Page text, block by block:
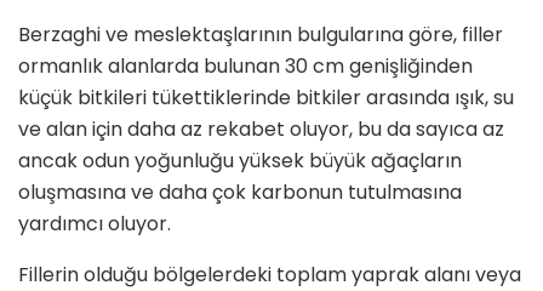
Berzaghi ve meslektaşlarının bulgularına göre, filler
ormanlık alanlarda bulunan 30 cm genişliğinden
küçük bitkileri tükettiklerinde bitkiler arasında ışık, su
ve alan için daha az rekabet oluyor, bu da sayıca az
ancak odun yoğunluğu yüksek büyük ağaçların
oluşmasına ve daha çok karbonun tutulmasına
yardımcı oluyor.
Fillerin olduğu bölgelerdeki toplam yaprak alanı veya